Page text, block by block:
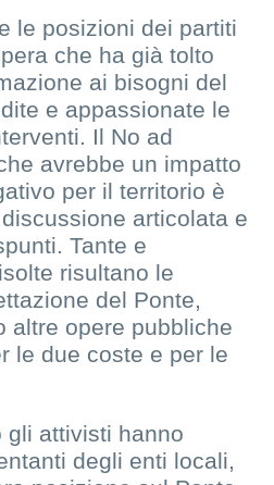
le posizioni dei partiti
che ha già tolto
ai bisogni del
e appassionate le
Il No ad
avrebbe un impatto
per il territorio è
articolata e
Tante e
risultano le
del Ponte,
altre opere pubbliche
le due coste e per le
gli attivisti hanno
degli enti locali,